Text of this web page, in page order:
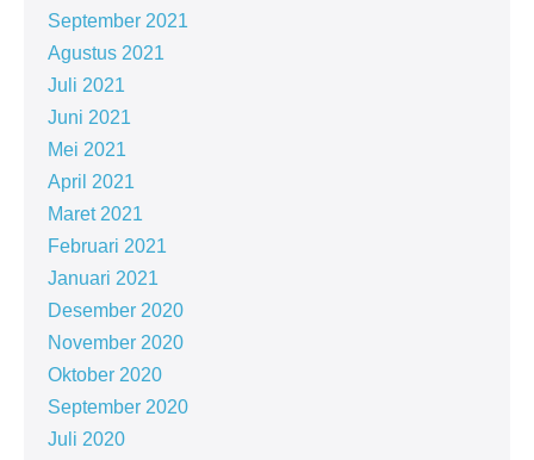
September 2021
Agustus 2021
Juli 2021
Juni 2021
Mei 2021
April 2021
Maret 2021
Februari 2021
Januari 2021
Desember 2020
November 2020
Oktober 2020
September 2020
Juli 2020